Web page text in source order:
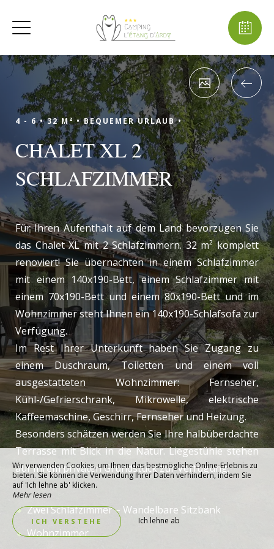
4 - 6 •32 M² •BEQUEMER URLAUB •
CHALET XL 2
SCHLAFZIMMER
Für Ihren Aufenthalt auf dem Land bevorzugen Sie
das Chalet XL mit 2 Schlafzimmern. 32 m² komplett
renoviert! Sie übernachten in einem Schlafzimmer
mit einem 140x190-Bett, einem Schlafzimmer mit
einem 70x190-Bett und einem 80x190-Bett und im
Wohnzimmer steht Ihnen ein 140x190-Schlafsofa zur
Verfügung.
Im Rest Ihrer Unterkunft haben Sie Zugang zu
einem Duschraum, Toiletten und einem voll
ausgestatteten Wohnzimmer: Fernseher,
Kühl-/Gefrierschrank, Mikrowelle, elektrische
Kaffeemaschine, Geschirr, Fernseher und Heizung.
Besonders schätzen werden Sie Ihre halbüberdachte
Terrasse mit Blick in die Natur. Liegestühle stehen
auf Ihrem privaten Grundstück zur Verfügung.
Zwei Schlafzimmer – Wandelbare Sitzbank
Wohnzimmer
Wir verwenden Cookies, um Ihnen das bestmögliche Online-Erlebnis zu
bieten. Sie können die Verwendung Ihrer Daten verhindern, indem Sie
auf 'Ich lehne ab' klicken.
Mehr lesen
ICH VERSTEHE Ich lehne ab